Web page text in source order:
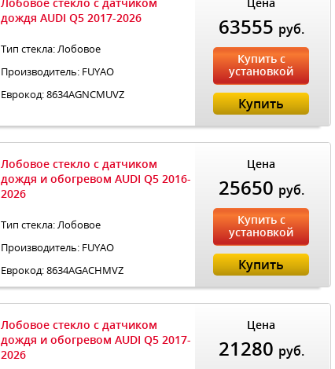
дождя AUDI Q5 2017-2026
Тип стекла: Лобовое
Производитель: FUYAO
Еврокод: 8634AGNCMUVZ
63555 руб.
Купить с
установкой
Купить
Лобовое стекло с датчиком
дождя и обогревом AUDI Q5 2016-
2026
Тип стекла: Лобовое
Производитель: FUYAO
Еврокод: 8634AGACHMVZ
Цена
25650 руб.
Купить с
установкой
Купить
Лобовое стекло с датчиком
дождя и обогревом AUDI Q5 2017-
2026
Цена
21280 руб.